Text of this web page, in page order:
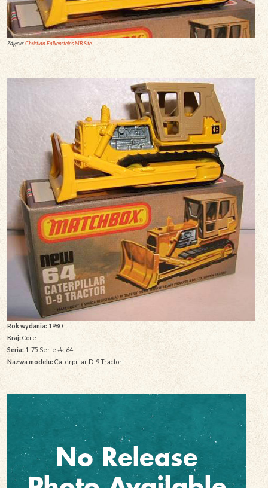
Zdjęcie:Christian Falkensteins MB Site
Rok wydania: 1980
Kraj:Core
Seria:1-75 Series#: 64
Nazwa modelu: Caterpillar D-9 Tractor